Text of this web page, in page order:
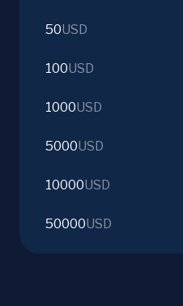
50USD
100USD
1000USD
5000USD
10000USD
50000USD